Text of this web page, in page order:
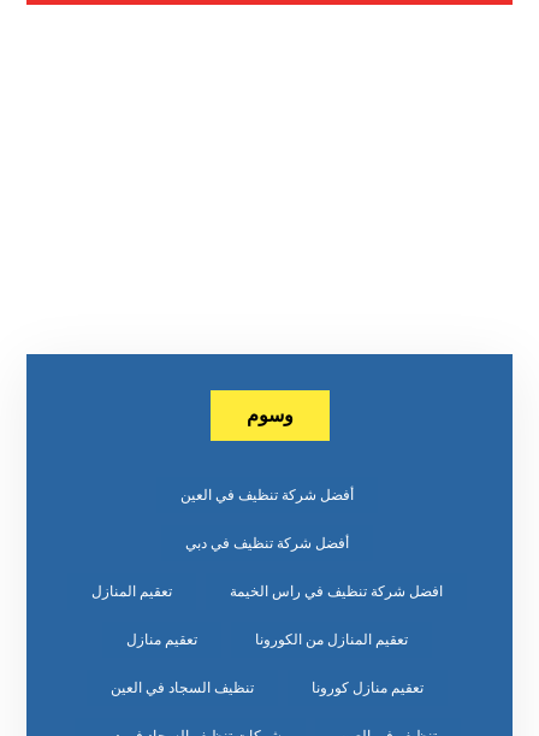
وسوم
أفضل شركة تنظيف في العين
أفضل شركة تنظيف في دبي
افضل شركة تنظيف في راس الخيمة تعقيم المنازل
تعقيم المنازل من الكورونا تعقيم منازل
تعقيم منازل كورونا تنظيف السجاد في العين